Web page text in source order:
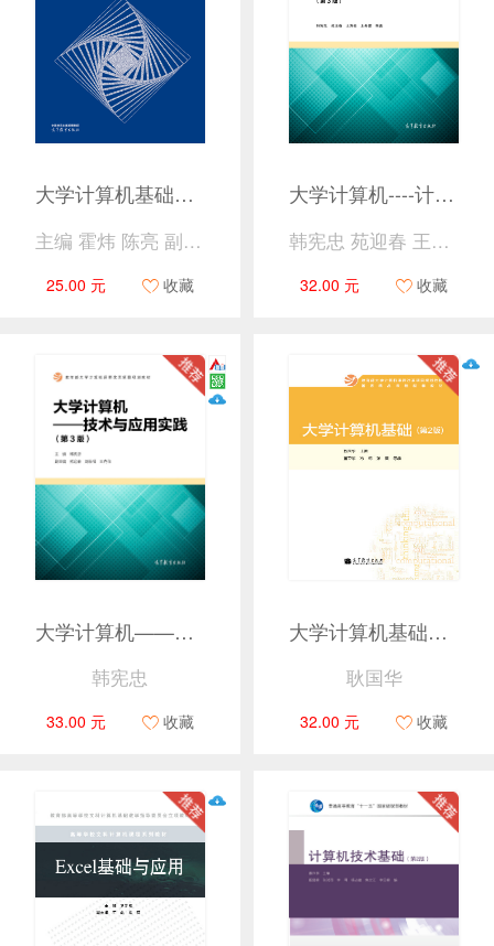
大学计算机基础实践教程（第3版）
主编 霍炜 陈亮 副主编 薛纪文 仇涵 陈惠娟
25.00 元 收藏
大学计算机----计算与计算思维（第3版）
韩宪忠 苑迎春 王克俭 王希望
32.00 元 收藏
大学计算机——技术与应用实践（第3版）
韩宪忠
33.00 元 收藏
大学计算机基础（第2版）
耿国华
32.00 元 收藏